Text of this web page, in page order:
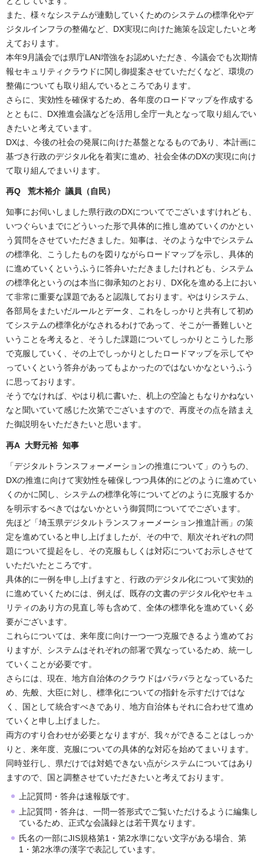
また、様々なシステムが連動していくためのシステムの標準化やデ
ジタルインフラの整備など、DX実現に向けた施策を設定したいと考
えております。
本年9月議会では県庁LAN増強をお認めいただき、今議会でも次期情
報セキュリティクラウドに関し御提案させていただくなど、環境の
整備についても取り組んでいるところであります。
さらに、実効性を確保するため、各年度のロードマップを作成する
とともに、DX推進会議などを活用し全庁一丸となって取り組んでい
きたいと考えています。
DXは、今後の社会の発展に向けた基盤となるものであり、本計画に
基づき行政のデジタル化を着実に進め、社会全体のDXの実現に向け
て取り組んでまいります。
再Q 荒木裕介 議員（自民）
知事にお伺いしました県行政のDXについてでございますけれども、
いつぐらいまでにどういった形で具体的に推し進めていくのかとい
う質問をさせていただきました。知事は、そのような中でシステム
の標準化、こうしたものを図りながらロードマップを示し、具体的
に進めていくというふうに答弁いただきましたけれども、システム
の標準化というのは本当に御承知のとおり、DX化を進める上におい
て非常に重要な課題であると認識しております。やはりシステム、
各部局をまたいだルールとデータ、これをしっかりと共有して初め
てシステムの標準化がなされるわけであって、そこが一番難しいと
いうことを考えると、そうした課題についてしっかりとこうした形
で克服していく、その上でしっかりとしたロードマップを示してや
っていくという答弁があってもよかったのではないかなというふう
に思っております。
そうでなければ、やはり机に書いた、机上の空論ともなりかねない
なと聞いていて感じた次第でございますので、再度その点を踏まえ
た御説明をいただきたいと思います。
再A 大野元裕 知事
「デジタルトランスフォーメーションの推進について」のうちの、
DXの推進に向けて実効性を確保しつつ具体的にどのように進めてい
くのかに関し、システムの標準化等についてどのように克服するか
を明示するべきではないかという御質問についてでございます。
先ほど「埼玉県デジタルトランスフォーメーション推進計画」の策
定を進めていると申し上げましたが、その中で、順次それぞれの問
題について提起をし、その克服もしくは対応についてお示しさせて
いただいたところです。
具体的に一例を申し上げますと、行政のデジタル化について実効的
に進めていくためには、例えば、既存の文書のデジタル化やセキュ
リティのあり方の見直し等も含めて、全体の標準化を進めていく必
要がございます。
これらについては、来年度に向け一つ一つ克服できるよう進めてお
りますが、システムはそれぞれの部署で異なっているため、統一し
ていくことが必要です。
さらには、現在、地方自治体のクラウドはバラバラとなっているた
め、先般、大臣に対し、標準化についての指針を示すだけではな
く、国として統合すべきであり、地方自治体もそれに合わせて進め
ていくと申し上げました。
両方のすり合わせが必要となりますが、我々ができることはしっか
りと、来年度、克服についての具体的な対応を始めてまいります。
同時並行し、県だけでは対処できない点がシステムについてはあり
ますので、国と調整させていただきたいと考えております。
上記質問・答弁は速報版です。
上記質問・答弁は、一問一答形式でご覧いただけるように編集し
ているため、正式な会議録とは若干異なります。
氏名の一部にJIS規格第1・第2水準にない文字がある場合、第
1・第2水準の漢字で表記しています。